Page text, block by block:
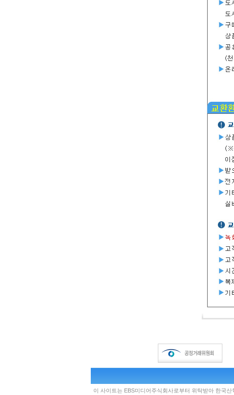
이 사이트는 EBS미디어주식회사로부터 위탁받아 한국